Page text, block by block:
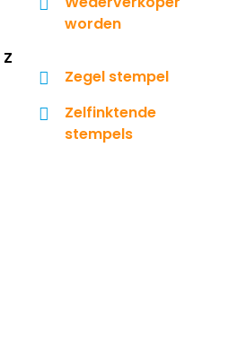
worden
Z
Zegel stempel
Zelfinktende
stempels